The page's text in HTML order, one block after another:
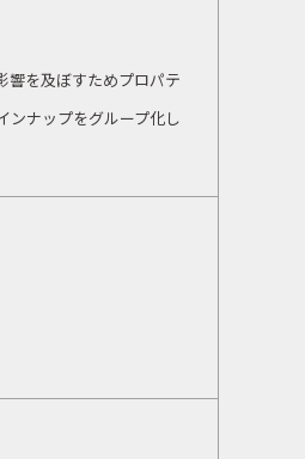
を及ぼすためプロパテ
ンナップをグループ化し